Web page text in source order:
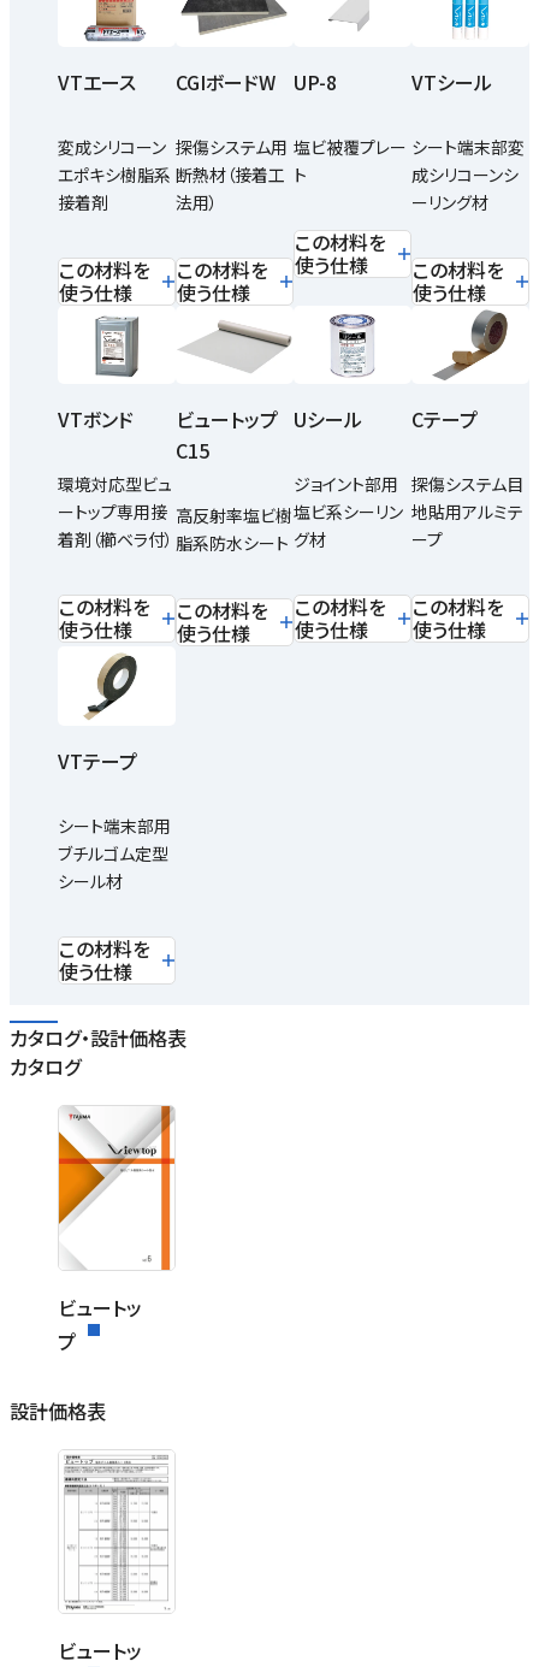
VTエース
変成シリコーン
エポキシ樹脂系
接着剤
この材料を
使う仕様
CGIボードW
探傷システム用
断熱材（接着工
法用）
この材料を
使う仕様
UP-8
塩ビ被覆プレー
ト
この材料を
使う仕様
VTシール
シート端末部変
成シリコーンシ
ーリング材
この材料を
使う仕様
VTボンド
環境対応型ビュ
ートップ専用接
着剤（櫛ベラ付）
この材料を
使う仕様
ビュートップ
C15
高反射率塩ビ樹
脂系防水シート
この材料を
使う仕様
Uシール
ジョイント部用
塩ビ系シーリン
グ材
この材料を
使う仕様
Cテープ
探傷システム目
地貼用アルミテ
ープ
この材料を
使う仕様
VTテープ
シート端末部用
ブチルゴム定型
シール材
この材料を
使う仕様
カタログ・設計価格表
カタログ
ビュートッ
プ
設計価格表
ビュートッ